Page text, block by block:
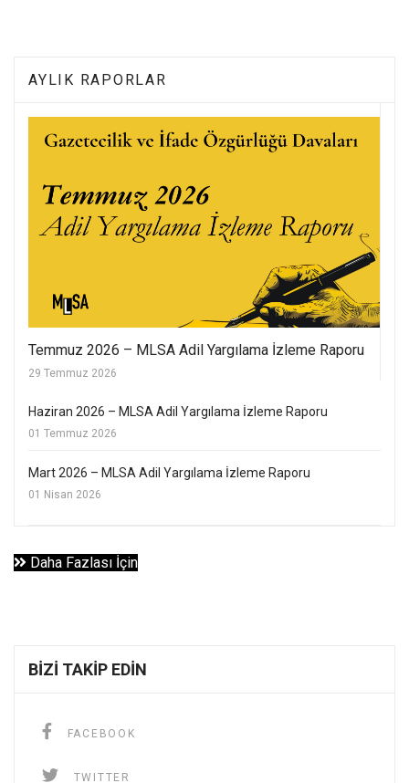
AYLIK RAPORLAR
Temmuz 2026 – MLSA Adil Yargılama İzleme Raporu
29 Temmuz 2026
Haziran 2026 – MLSA Adil Yargılama İzleme Raporu
01 Temmuz 2026
Mart 2026 – MLSA Adil Yargılama İzleme Raporu
01 Nisan 2026
Daha Fazlası İçin
BIZI TAKIP EDIN
FACEBOOK
TWITTER